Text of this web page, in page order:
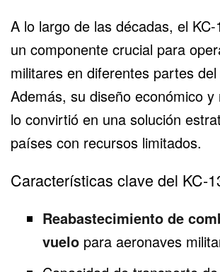
A lo largo de las décadas, el
un componente crucial para
militares en diferentes partes
Además, su diseño económico y
lo convirtió en una solución
países con recursos limitados.
Características clave del KC-
Reabastecimiento de
vuelopara aeronaves